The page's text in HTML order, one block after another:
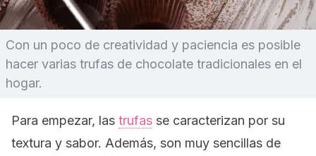
Con un poco de creatividad y paciencia es posible
hacer varias trufas de chocolate tradicionales en el
hogar.
Para empezar, las trufas se caracterizan por su
textura y sabor. Además, son muy sencillas de